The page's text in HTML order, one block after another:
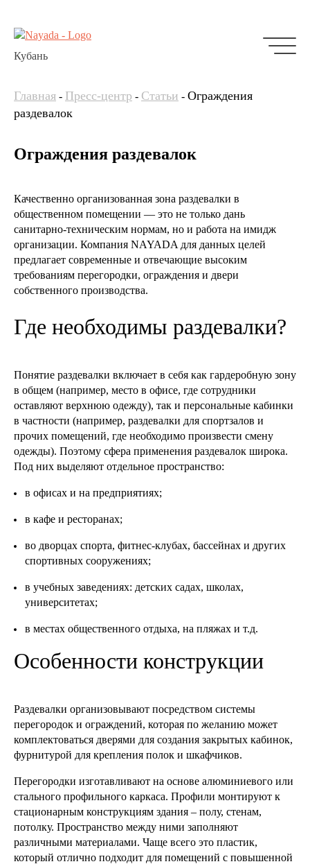
Кубань
Главная - Пресс-центр - Статьи - Ограждения
раздевалок
Ограждения раздевалок
Качественно организованная зона раздевалки в
общественном помещении — это не только дань
санитарно-техническим нормам, но и работа на имидж
организации. Компания NAYADA для данных целей
предлагает современные и отвечающие высоким
требованиям перегородки, ограждения и двери
собственного производства.
Где необходимы раздевалки?
Понятие раздевалки включает в себя как гардеробную зону
в общем (например, место в офисе, где сотрудники
оставляют верхнюю одежду), так и персональные кабинки
в частности (например, раздевалки для спортзалов и
прочих помещений, где необходимо произвести смену
одежды). Поэтому сфера применения раздевалок широка.
Под них выделяют отдельное пространство:
в офисах и на предприятиях;
в кафе и ресторанах;
во дворцах спорта, фитнес-клубах, бассейнах и других
спортивных сооружениях;
в учебных заведениях: детских садах, школах,
университетах;
в местах общественного отдыха, на пляжах и т.д.
Особенности конструкции
Раздевалки организовывают посредством системы
перегородок и ограждений, которая по желанию может
комплектоваться дверями для создания закрытых кабинок,
фурнитурой для крепления полок и шкафчиков.
Перегородки изготавливают на основе алюминиевого или
стального профильного каркаса. Профили монтируют к
стационарным конструкциям здания – полу, стенам,
потолку. Пространство между ними заполняют
различными материалами. Чаще всего это пластик,
который отлично подходит для помещений с повышенной